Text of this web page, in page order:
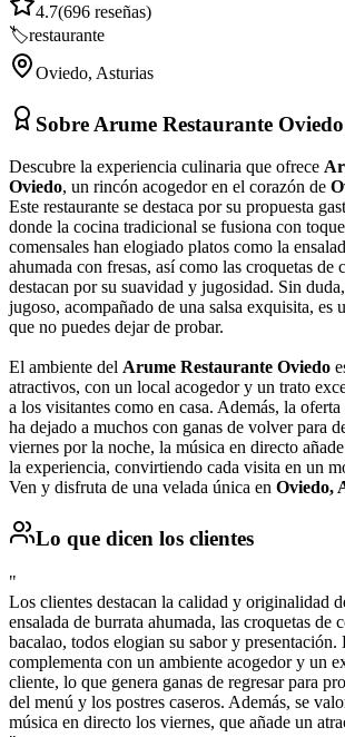
4.7(696 reseñas)
🏷️restaurante
Oviedo, Asturias
Sobre Arume Restaurante Oviedo
Descubre la experiencia culinaria que ofrece
Oviedo, un rincón acogedor en el corazón de
Este restaurante se destaca por su propuesta
donde la cocina tradicional se fusiona con
comensales han elogiado platos como la
ahumada con fresas, así como las croquetas de
destacan por su suavidad y jugosidad. Sin
jugoso, acompañado de una salsa exquisita, es
que no puedes dejar de probar.
El ambiente del Arume Restaurante Oviedo
atractivos, con un local acogedor y un trato
a los visitantes como en casa. Además, la oferta
ha dejado a muchos con ganas de volver para
viernes por la noche, la música en directo
la experiencia, convirtiendo cada visita en un
Ven y disfruta de una velada única en Oviedo,
Lo que dicen los clientes
"
Los clientes destacan la calidad y originalidad
ensalada de burrata ahumada, las croquetas de
bacalao, todos elogian su sabor y presentación.
complementa con un ambiente acogedor y un
cliente, lo que genera ganas de regresar para
del menú y los postres caseros. Además, se
música en directo los viernes, que añade un